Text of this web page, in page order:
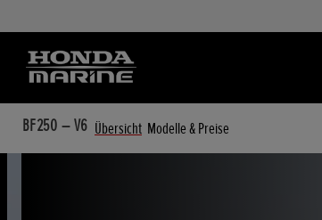
BF250 – V6 Übersicht Modelle & Preise